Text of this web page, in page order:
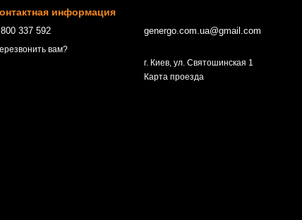
информация
337 592
вам?
genergo.com.ua@gmail.com
г. Киев, ул. Святошинская 1
Карта проезда